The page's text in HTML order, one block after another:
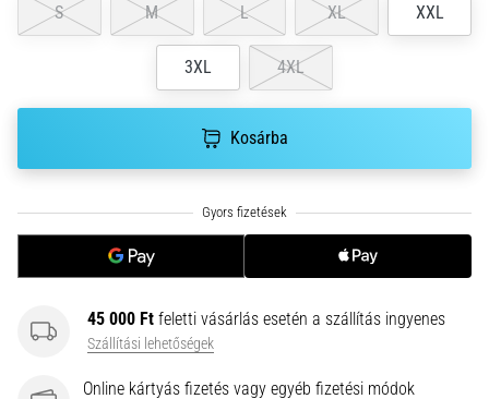
Plantar
Fasciitis:
leghatékonyabb
Éles
sarokfájdalmat
tapasztalsz
közben
S M L XL XXL
3XL 4XL
Kosárba
45 000 Ft feletti vásárlás esetén a szállítás ingyenes
Szállítási lehetőségek
Online kártyás fizetés vagy egyéb fizetési módok